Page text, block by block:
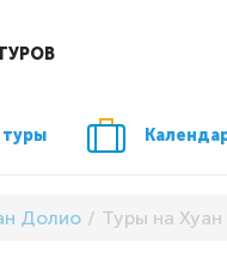
туры
Долио Туры на